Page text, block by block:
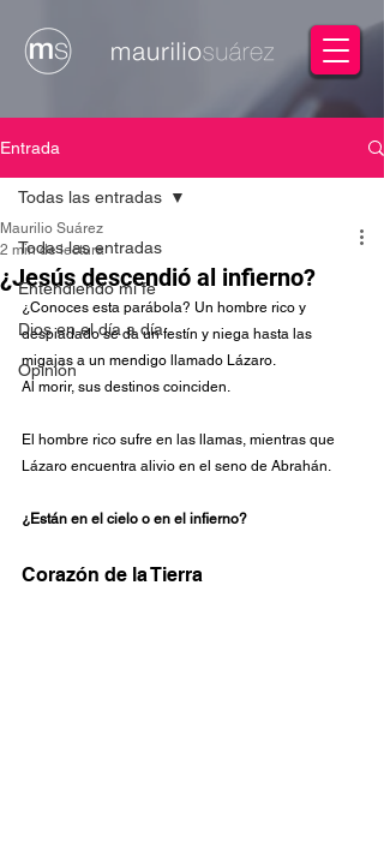
Entrada
Todas las entradas
Entendiendo mi fe
Dios en el día a día
Opinión
Todas las entradas
¿Jesús descendió al infierno?
Maurilio Suárez
2 min de lectura
¿Conoces esta parábola? Un hombre rico y
despiadado se da un festín y niega hasta las
migajas a un mendigo llamado Lázaro.
Al morir, sus destinos coinciden.
El hombre rico sufre en las llamas, mientras que
Lázaro encuentra alivio en el seno de Abrahán.
¿Están en el cielo o en el infierno?
Corazón de la Tierra